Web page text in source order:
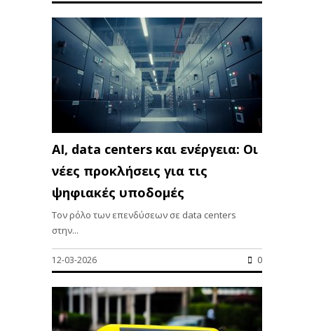
AI, data centers και ενέργεια: Οι
νέες προκλήσεις για τις
ψηφιακές υποδομές
Τον ρόλο των επενδύσεων σε data centers
στην...
12-03-2026 0